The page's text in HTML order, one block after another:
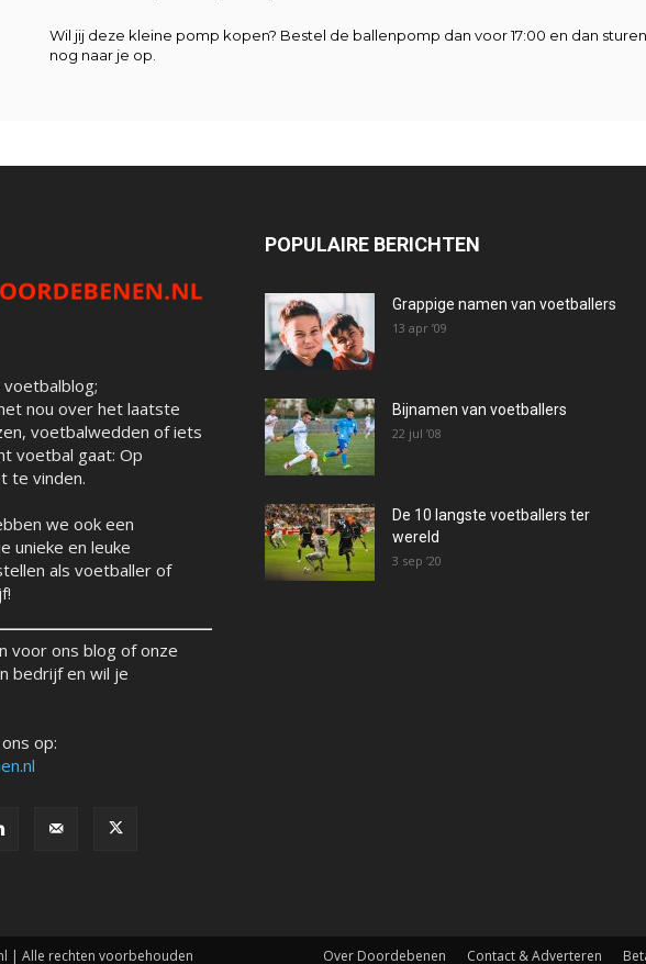
Wil jij deze kleine pomp kopen? Bestel de ballenpomp dan voor 17:00 en dan
nog naar je op.
nou over het laatste
voetbalwedden of iets
voetbal gaat: Op
te vinden.
we ook een
unieke en leuke
als voetballer of
voor ons blog of onze
bedrijf en wil je
op:
POPULAIRE BERICHTEN
Grappige namen van voetballers
13 apr ’09
Bijnamen van voetballers
22 jul ’08
De 10 langste voetballers ter
wereld
3 sep ’20
Over Doordebenen Contact & Adverteren
| Alle rechten voorbehouden